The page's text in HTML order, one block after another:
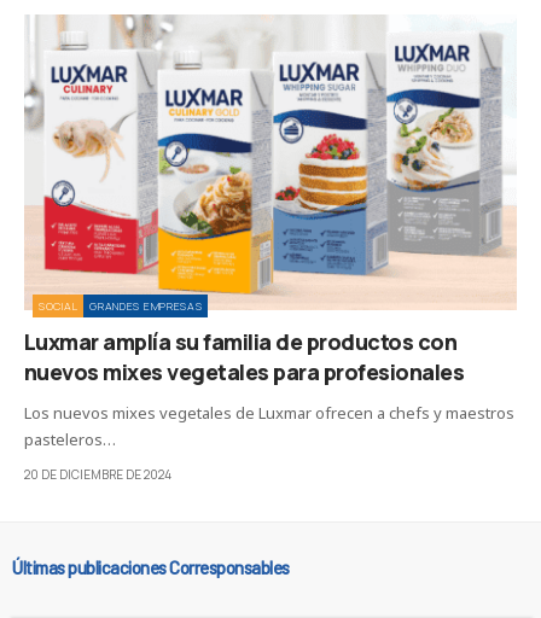
SOCIAL GRANDES EMPRESAS
Luxmar amplía su familia de productos con
nuevos mixes vegetales para profesionales
Los nuevos mixes vegetales de Luxmar ofrecen a chefs y maestros
pasteleros…
20 DE DICIEMBRE DE 2024
Últimas publicaciones Corresponsables